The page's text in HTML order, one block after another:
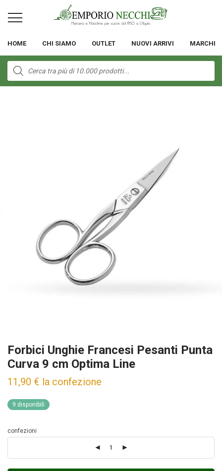
HOME CHI SIAMO OUTLET NUOVI ARRIVI MARCHI
Products
search
Forbici Unghie Francesi Pesanti Punta
Curva 9 cm Optima Line
11,90 € la confezione
9 disponibili
confezioni